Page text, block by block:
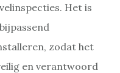
Het is
zodat het
en verantwoord